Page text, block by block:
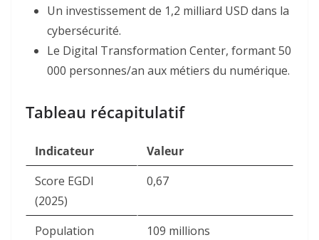
Un investissement de 1,2 milliard USD dans la
cybersécurité.
Le Digital Transformation Center, formant 50
000 personnes/an aux métiers du numérique.
Tableau récapitulatif
Indicateur
Valeur
Score EGDI
(2025)
0,67
Population
109 millions